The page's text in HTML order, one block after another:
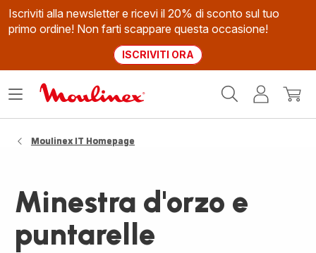
Iscriviti alla newsletter e ricevi il 20% di sconto sul tuo
primo ordine! Non farti scappare questa occasione!
ISCRIVITI ORA
Il
Apri
Moulinex IT Homepage
Minestra d'orzo e
puntarelle